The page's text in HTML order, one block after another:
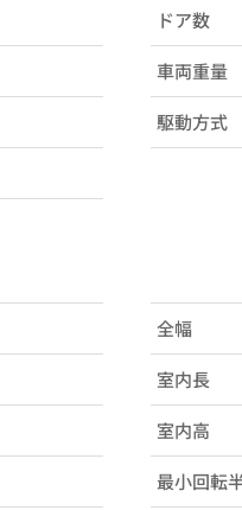
ドア数
車両重量
駆動方式
全幅
室内長
室内高
最小回転